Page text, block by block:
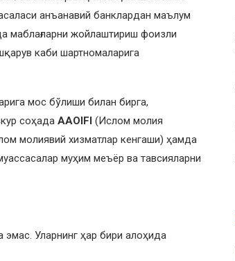
анъанавий банклардан маълум
маблағларни жойлаштириш фоизли
каби шартномаларига
мос бўлиши билан бирга,
соҳада AAOIFI (Ислом молия
молиявий хизматлар кенгаши) ҳамда
муҳим меъёр ва тавсияларни
Уларнинг ҳар бири алоҳида